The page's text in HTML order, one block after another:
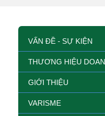
VẤN ĐỀ - SỰ KIỆN
THƯƠNG HIỆU
GIỚI THIỆU
VARISME